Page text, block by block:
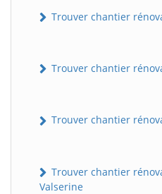
Trouver chantier
Trouver chantier
Trouver chantier
Trouver chantier
Valserine